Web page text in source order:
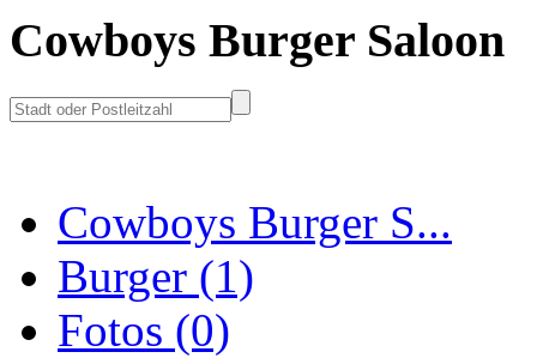
Cowboys Burger Saloon
Cowboys Burger S...
Burger (1)
Fotos (0)